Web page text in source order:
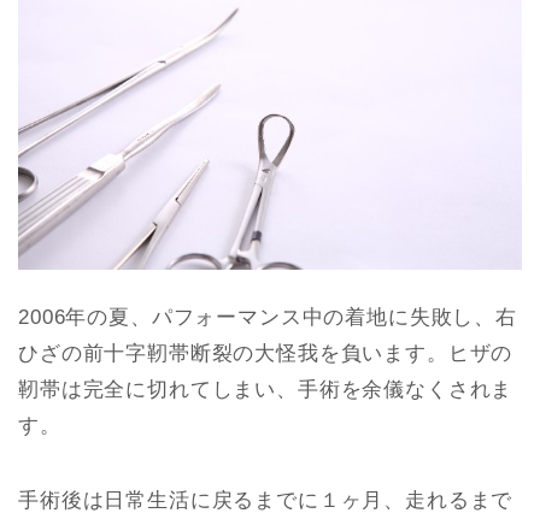
2006年の夏、パフォーマンス中の着地に失敗し、右
ひざの前十字靭帯断裂の大怪我を負います。ヒザの
靭帯は完全に切れてしまい、手術を余儀なくされま
す。
手術後は日常生活に戻るまでに１ヶ月、走れるまで